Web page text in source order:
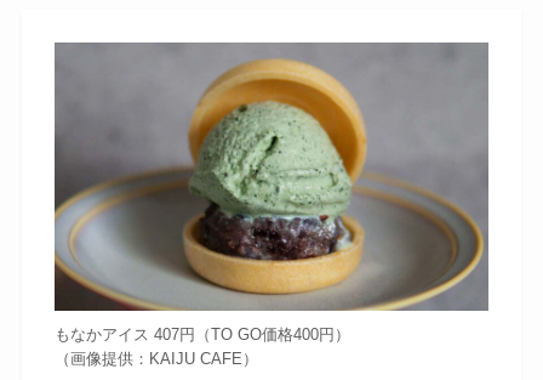
もなかアイス 407円（TO GO価格400円）
（画像提供：KAIJU CAFE）